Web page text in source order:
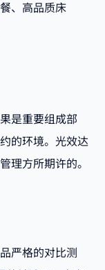
、高品质床
是重要组成部
的环境。光效达
理方所期许的。
严格的对比测